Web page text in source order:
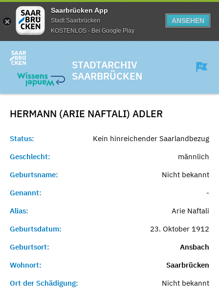
Saarbrücken App
Stadt Saarbrücken
KOSTENLOS - Bei Google Play
ANSEHEN
STADTARCHIV
SAARBRÜCKEN
HERMANN (ARIE NAFTALI) ADLER
Status:
Kein hinreichender Saarlandbezug
Geschlecht:
männlich
Geburtsname:
Nicht bekannt
Genannt:
-
Alias:
Arie Naftali
Geburtsdatum:
23. Oktober 1912
Geburtsort:
Ansbach
Wohnort:
Saarbrücken
Ort der Schädigung:
Nicht bekannt